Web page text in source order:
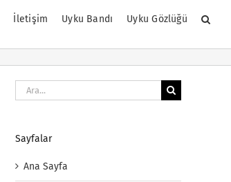
İletişim Uyku Bandı Uyku Gözlüğü
Ara:
Sayfalar
Ana Sayfa